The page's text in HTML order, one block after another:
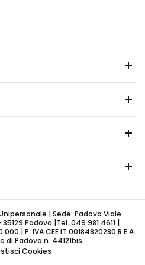
Unipersonale | Sede: Padova Viale
Padova |Tel. 049 981 4611 |
| P. IVA CEE IT 00184820280 R.E.A.
di Padova n. 44121bis
Cookies